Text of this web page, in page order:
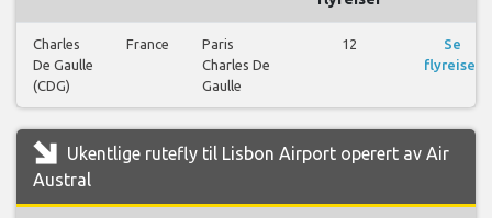
Charles
De Gaulle
(CDG)
France
Paris
Charles De
Gaulle
12
Se
flyreiser
Ukentlige rutefly til Lisbon Airport operert av Air
Austral